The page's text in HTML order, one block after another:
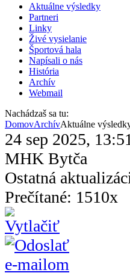
Aktuálne výsledky
Partneri
Linky
Živé vysielanie
Športová hala
Napísali o nás
História
Archív
Webmail
Nachádzaš sa tu:
DomovArchívAktuálne
24 sep 2025, 13:51
MHK Bytča
Ostatná
Prečítané: 1510x